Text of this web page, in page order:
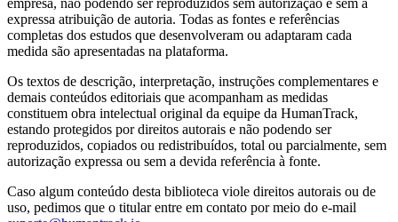
expressa atribuição de autoria. Todas as fontes e referências
completas dos estudos que desenvolveram ou adaptaram cada
medida são apresentadas na plataforma.
Os textos de descrição, interpretação, instruções complementares e
demais conteúdos editoriais que acompanham as medidas
constituem obra intelectual original da equipe da HumanTrack,
estando protegidos por direitos autorais e não podendo ser
reproduzidos, copiados ou redistribuídos, total ou parcialmente, sem
autorização expressa ou sem a devida referência à fonte.
Caso algum conteúdo desta biblioteca viole direitos autorais ou de
uso, pedimos que o titular entre em contato por meio do e-mail